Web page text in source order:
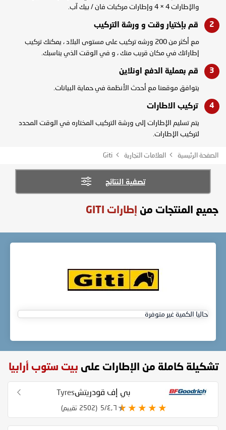
والإطارات 4 × 4 وإطارات مركبات فان / بيك آب.
قم بإختيار وقت و ورشة التركيب
مع أكثر من 200 ورشه تركيب على مستوى البلاد ، يمكنك تركيب
إطاراتك في مكان قريب منك ، و في الوقت الذي يناسبك.
قم بعملية الدفع اونلاين
يتوافق موقعنا مع أحدث الأنظمة في حماية البيانات.
تركيب الاطارات
يتم تسليم الإطارات إلى ورشة التركيب المختاره في الوقت المحدد
لتركيب الإطارات.
الصفحة الرئيسية العلامات التجارية Giti
تصفية النتائج
جميع المنتجات من إطارات GITI
حاليا الكمية غير متوفرة
تشكيلة كاملة من الإطارات على بيت ستوب أرابيا
بي إف قودريتشTyres
٤٫٦/5 (2502 تقييم)